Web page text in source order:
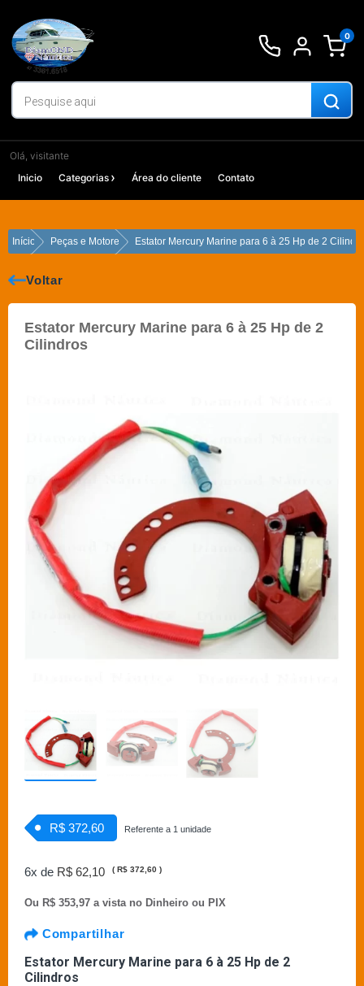
para
conteúdo
0
Olá, visitante
Inicio
Categorias Área do cliente Contato
Início Peças e Motores Estator Mercury Marine para 6 à 25 Hp de 2
Voltar
Estator Mercury Marine para 6 à 25 Hp de 2
Cilindros
R$ 372,60 Referente a 1 unidade
6x de R$ 62,10 ( R$ 372,60 )
Ou R$ 353,97 a vista no Dinheiro ou PIX
Compartilhar
Estator Mercury Marine para 6 à 25 Hp de 2
Cilindros